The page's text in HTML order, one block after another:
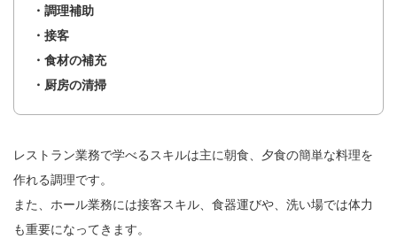
・調理補助
・接客
・食材の補充
・厨房の清掃
レストラン業務で学べるスキルは主に朝食、夕食の簡単な料理を
作れる調理です。
また、ホール業務には接客スキル、食器運びや、洗い場では体力
も重要になってきます。